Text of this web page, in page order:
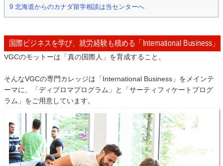
9 北海道からのカナダ留学相談は当センターへ
国際ビジネスを学び、就労経験も積める「International Business」
VGCのモットーは「真の国際人」を育成すること。
そんなVGCの専門カレッジは「International Business」をメインテ
ーマに、「ディプロマプログラム」と「サーティフィケートプログ
ラム」をご用意しています。